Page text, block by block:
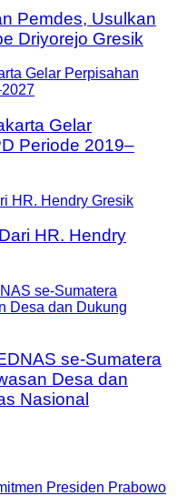
Pemdes, Usulkan
Driyorejo Gresik
Gelar
Periode 2019–
HR. Hendry
se-Sumatera
Desa dan
Nasional